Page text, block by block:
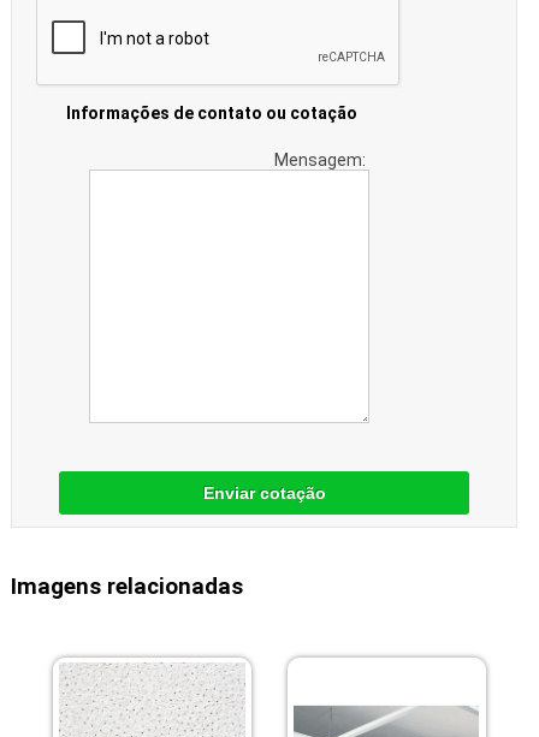
Informações de contato ou cotação
Mensagem:
Enviar cotação
Imagens relacionadas